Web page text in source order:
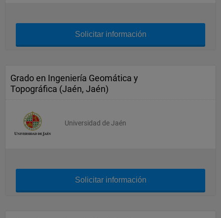
Solicitar información
Grado en Ingeniería Geomática y
Topográfica (Jaén, Jaén)
Universidad de Jaén
Solicitar información